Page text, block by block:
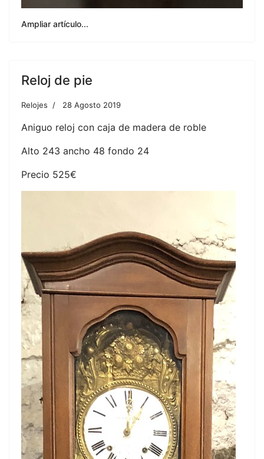
Ampliar artículo...
Reloj de pie
Relojes 28 Agosto 2019
Aniguo reloj con caja de madera de roble
Alto 243 ancho 48 fondo 24
Precio 525€